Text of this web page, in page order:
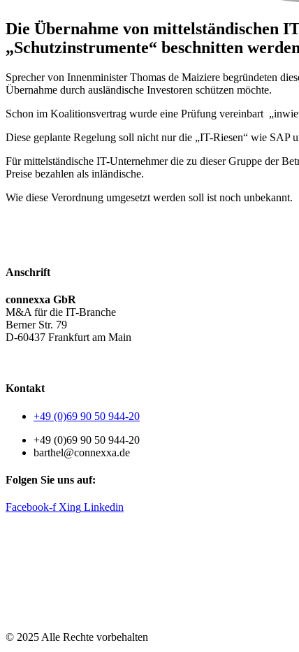
Die Übernahme von mittelständischen
„Schutzinstrumente“ beschnitten werden
Sprecher von Innenminister Thomas de Maiziere begründeten
Übernahme durch ausländische Investoren schützen möchte.
Schon im Koalitionsvertrag wurde eine Prüfung vereinbart
Diese geplante Regelung soll nicht nur die „IT-Riesen“ wie SAP
Für mittelständische IT-Unternehmer die zu dieser Gruppe der
Preise bezahlen als inländische.
Wie diese Verordnung umgesetzt werden soll ist noch unbekannt.
Anschrift
connexxa GbR
M&A für die IT-Branche
Berner Str. 79
D-60437 Frankfurt am Main
Kontakt
+49 (0)69 90 50 944-20
+49 (0)69 90 50 944-20
barthel@connexxa.de
Folgen Sie uns auf:
Facebook-f Xing Linkedin
© 2025 Alle Rechte vorbehalten